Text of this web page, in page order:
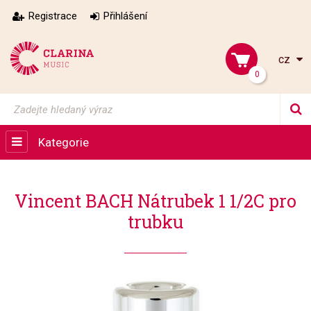
Registrace Přihlášení
0
cz
Kategorie
Vincent BACH Nátrubek 1 1/2C pro
trubku